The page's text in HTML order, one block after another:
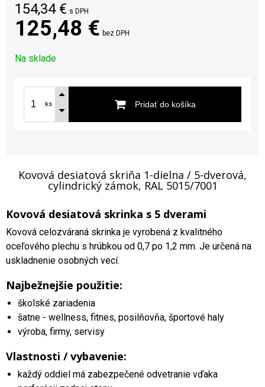
154,34 € s DPH
125,48 € bez DPH
Na sklade
ks Pridať do košíka
Kovová desiatová skriňa 1-dielna / 5-dverová,
cylindrický zámok, RAL 5015/7001
Kovová desiatová skrinka s 5 dverami
Kovová celozváraná skrinka je vyrobená z kvalitného
oceľového plechu s hrúbkou od 0,7 po 1,2 mm. Je určená na
uskladnenie osobných vecí.
Najbežnejšie použitie:
školské zariadenia
šatne - wellness, fitnes, posilňovňa, športové haly
výroba, firmy, servisy
Vlastnosti / vybavenie:
každý oddiel má zabezpečené odvetranie vďaka